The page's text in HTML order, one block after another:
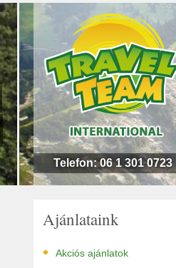
Telefon: 06 1 301 0723
Ajánlataink
• Akciós ajánlatok